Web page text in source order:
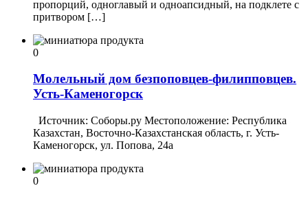
пропорций, одноглавый и одноапсидный, на подклете с
притвором […]
0
Молельный дом безпоповцев-филипповцев.
Усть-Каменогорск
Источник: Соборы.ру Местоположение: Республика
Казахстан, Восточно-Казахстанская область, г. Усть-
Каменогорск, ул. Попова, 24а
0